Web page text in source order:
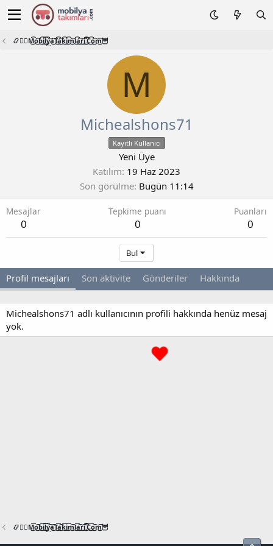
📿🧙‍♂️M͜͡o͜͡b͜͡i͜͡l͜͡y͜͡a͜͡T͜͡a͜͡k͜͡i͜͡m͜͡l͜͡a͜͡r͜͡i͜͡.͜͡C͜͡o͜͡m͜͡🦉
M
Michealshons71
Kayıtlı Kullanıcı
Yeni Üye
Katılım 19 Haz 2023
Son görülme Bugün 11:14
Mesajlar
0
Tepkime puanı
0
Puanları
0
Bul
Profil mesajları Son aktivite Gönderiler Hakkında
Michealshons71 adlı kullanıcının profili hakkında henüz mesaj
yok.
📿🧙‍♂️M͜͡o͜͡b͜͡i͜͡l͜͡y͜͡a͜͡T͜͡a͜͡k͜͡i͜͡m͜͡l͜͡a͜͡r͜͡i͜͡.͜͡C͜͡o͜͡m͜͡🦉